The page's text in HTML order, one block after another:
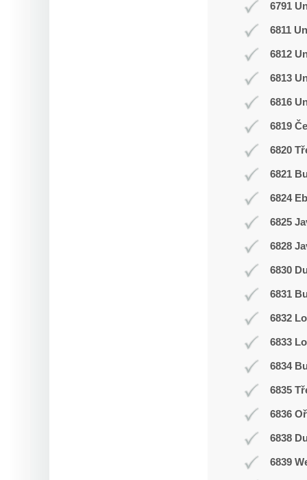
6791
6811
6812
6813
6816
6819
6820
6821
6824
6825
6828
6830
6831
6832
6833
6834
6835
6836
6838
6839